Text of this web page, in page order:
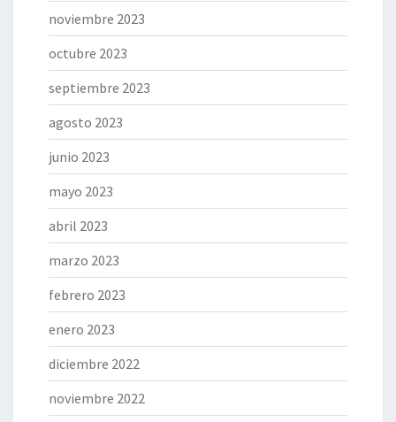
noviembre 2023
octubre 2023
septiembre 2023
agosto 2023
junio 2023
mayo 2023
abril 2023
marzo 2023
febrero 2023
enero 2023
diciembre 2022
noviembre 2022